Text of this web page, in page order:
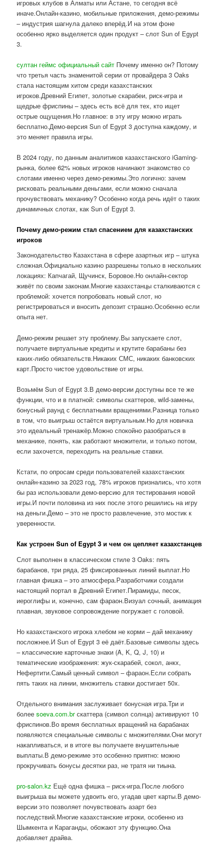
игровых клубов в Алматы или Астане, то сегодня всё
иначе.Онлайн-казино, мобильные приложения, демо-режимы
– индустрия шагнула далеко вперёд.И на этом фоне
особенно ярко выделяется один продукт – слот Sun of Egypt
3.
султан геймс официальный сайт Почему именно он? Потому
что третья часть знаменитой серии от провайдера 3 Oaks
стала настоящим хитом среди казахстанских
игроков.Древний Египет, золотые скарабеи, риск-игра и
щедрые фриспины – здесь есть всё для тех, кто ищет
острые ощущения.Но главное: в эту игру можно играть
бесплатно.Демо-версия Sun of Egypt 3 доступна каждому, и
это меняет правила игры.
В 2024 году, по данным аналитиков казахстанского iGaming-
рынка, более 62% новых игроков начинают знакомство со
слотами именно через демо-режимы.Это логично: зачем
рисковать реальными деньгами, если можно сначала
прочувствовать механику? Особенно когда речь идёт о таких
динамичных слотах, как Sun of Egypt 3.
Почему демо-режим стал спасением для казахстанских
игроков
Законодательство Казахстана в сфере азартных игр – штука
сложная.Официально казино разрешены только в нескольких
локациях: Капчагай, Щучинск, Боровое.Но онлайн-сектор
живёт по своим законам.Многие казахстанцы сталкиваются с
проблемой: хочется попробовать новый слот, но
регистрироваться и вносить депозит страшно.Особенно если
опыта нет.
Демо-режим решает эту проблему.Вы запускаете слот,
получаете виртуальные кредиты и крутите барабаны без
каких-либо обязательств.Никаких СМС, никаких банковских
карт.Просто чистое удовольствие от игры.
Возьмём Sun of Egypt 3.В демо-версии доступны все те же
функции, что и в платной: символы скаттеров, wild-замены,
бонусный раунд с бесплатными вращениями.Разница только
в том, что выигрыш остаётся виртуальным.Но для новичка
это идеальный тренажёр.Можно спокойно разобраться в
механике, понять, как работают множители, и только потом,
если захочется, переходить на реальные ставки.
Кстати, по опросам среди пользователей казахстанских
онлайн-казино за 2023 год, 78% игроков признались, что хотя
бы раз использовали демо-версию для тестирования новой
игры.И почти половина из них после этого решились на игру
на деньги.Демо – это не просто развлечение, это мостик к
уверенности.
Как устроен Sun of Egypt 3 и чем он цепляет казахстанцев
Слот выполнен в классическом стиле 3 Oaks: пять
барабанов, три ряда, 25 фиксированных линий выплат.Но
главная фишка – это атмосфера.Разработчики создали
настоящий портал в Древний Египет.Пирамиды, песок,
иероглифы и, конечно, сам фараон.Визуал сочный, анимация
плавная, звуковое сопровождение погружает с головой.
Но казахстанского игрока хлебом не корми – дай механику
посложнее.И Sun of Egypt 3 её даёт.Базовые символы здесь
– классические карточные знаки (A, K, Q, J, 10) и
тематические изображения: жук-скарабей, сокол, анкх,
Нефертити.Самый ценный символ – фараон.Если собрать
пять таких на линии, множитель ставки достигает 50x.
Отдельного внимания заслуживает бонусная игра.Три и
болееsoeva.com.brскаттера (символ солнца) активируют 10
фриспинов.Во время бесплатных вращений на барабанах
появляются специальные символы с множителями.Они могут
накапливаться, и в итоге вы получаете внушительные
выплаты.В демо-режиме это особенно приятно: можно
прокручивать бонусы десятки раз, не тратя ни тиына.
pro-salon.kz Ещё одна фишка – риск-игра.После любого
выигрыша вы можете удвоить его, угадав цвет карты.В демо-
версии это позволяет почувствовать азарт без
последствий.Многие казахстанские игроки, особенно из
Шымкента и Караганды, обожают эту функцию.Она
добавляет драйва.